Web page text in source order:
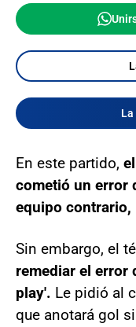
La
En este partido,
cometió un error
equipo contrario,
Sin embargo, el
remediar el error
play'. Le pidió al
que anotará gol